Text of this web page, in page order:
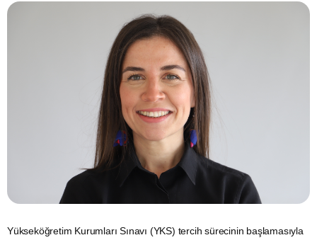
Yükseköğretim Kurumları Sınavı (YKS) tercih sürecinin başlamasıyla